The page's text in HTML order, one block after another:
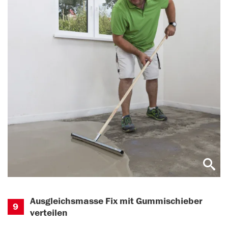
9
Ausgleichsmasse Fix mit Gummischieber
verteilen